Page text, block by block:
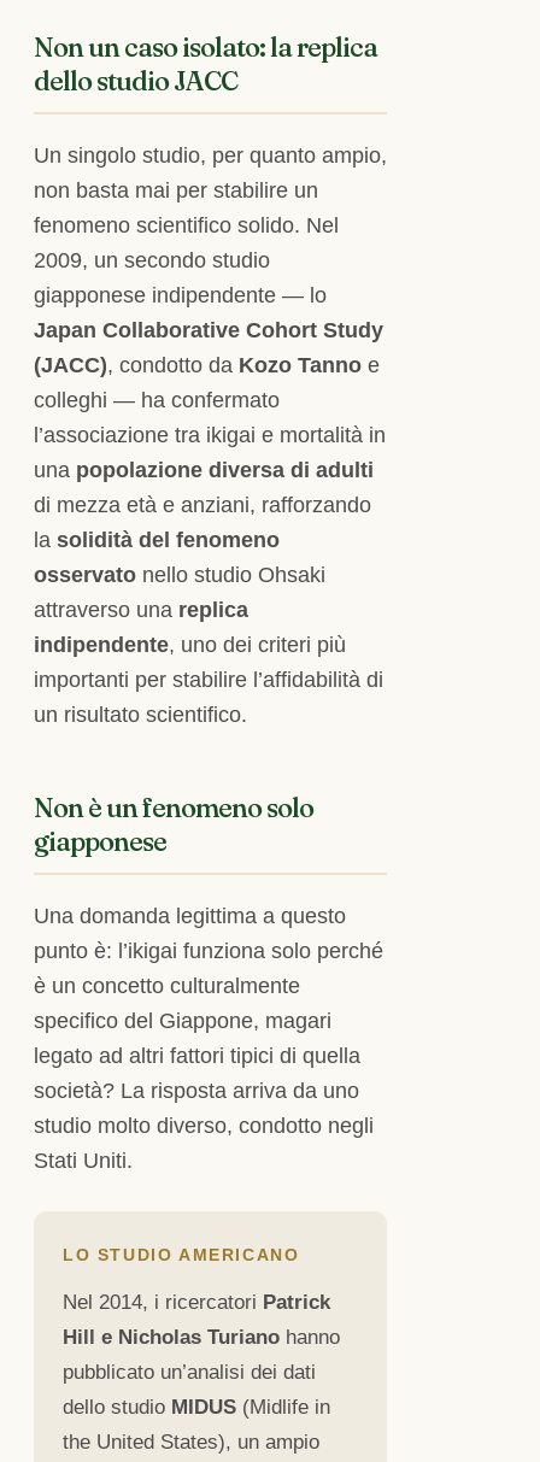
Non un caso isolato: la replica
dello studio JACC
Un singolo studio, per quanto ampio,
non basta mai per stabilire un
fenomeno scientifico solido. Nel
2009, un secondo studio
giapponese indipendente — lo
Japan Collaborative Cohort Study
(JACC), condotto da Kozo Tanno e
colleghi — ha confermato
l’associazione tra ikigai e mortalità in
una popolazione diversa di adulti
di mezza età e anziani, rafforzando
la solidità del fenomeno
osservato nello studio Ohsaki
attraverso una replica
indipendente, uno dei criteri più
importanti per stabilire l’affidabilità di
un risultato scientifico.
Non è un fenomeno solo
giapponese
Una domanda legittima a questo
punto è: l’ikigai funziona solo perché
è un concetto culturalmente
specifico del Giappone, magari
legato ad altri fattori tipici di quella
società? La risposta arriva da uno
studio molto diverso, condotto negli
Stati Uniti.
LO STUDIO AMERICANO
Nel 2014, i ricercatori Patrick
Hill e Nicholas Turiano hanno
pubblicato un’analisi dei dati
dello studio MIDUS (Midlife in
the United States), un ampio